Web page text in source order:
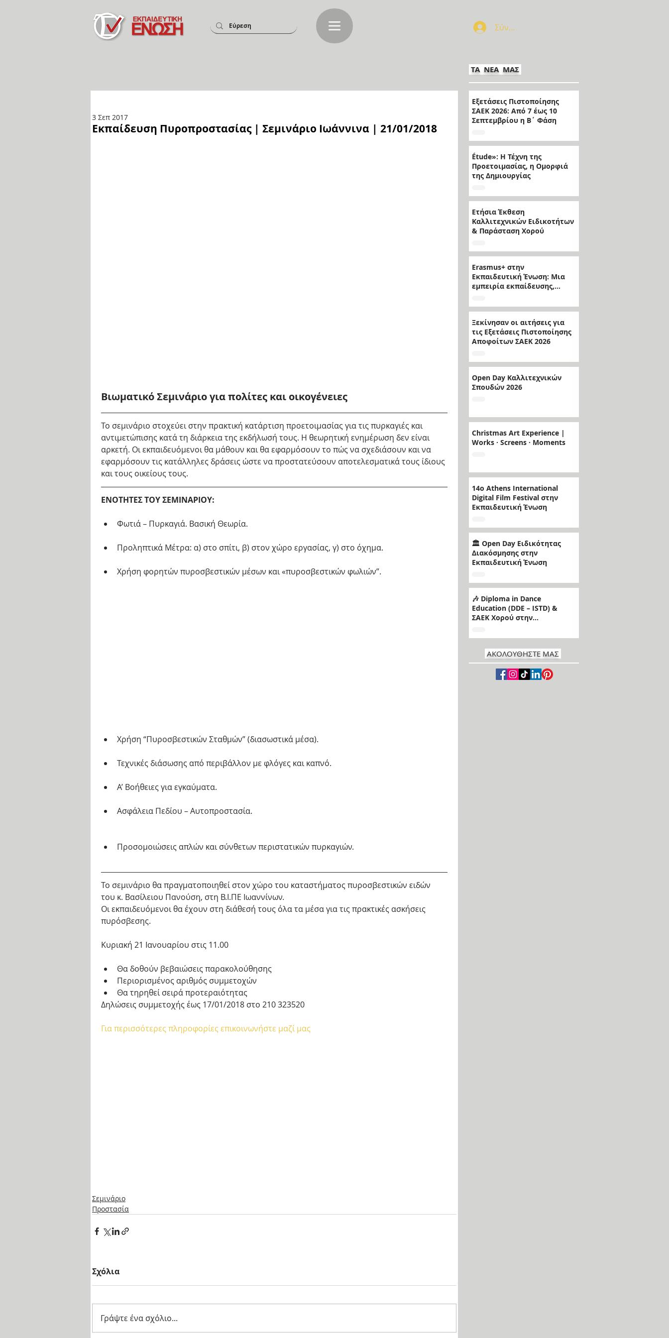
Σύνδεση
ΤΑ ΝΕΑ ΜΑΣ
Εξετάσεις Πιστοποίησης
ΣΑΕΚ 2026: Από 7 έως 10
Σεπτεμβρίου η Β΄ Φάση
Étude»: Η Τέχνη της
Προετοιμασίας, η Ομορφιά
της Δημιουργίας
Ετήσια Έκθεση
Καλλιτεχνικών Ειδικοτήτων
& Παράσταση Χορού
Erasmus+ στην
Εκπαιδευτική Ένωση: Μια
εμπειρία εκπαίδευσης,
Ξεκίνησαν οι αιτήσεις για
τις Εξετάσεις Πιστοποίησης
Αποφοίτων ΣΑΕΚ 2026
Open Day Καλλιτεχνικών
Σπουδών 2026
Christmas Art Experience |
Works · Screens · Moments
14ο Athens International
Digital Film Festival στην
Εκπαιδευτική Ένωση
🏛️ Open Day Ειδικότητας
Διακόσμησης στην
Εκπαιδευτική Ένωση
🎶 Diploma in Dance
Education (DDE – ISTD) &
ΣΑΕΚ Χορού στην
ΑΚΟΛΟΥΘΗΣΤΕ ΜΑΣ
Εκπαίδευση Πυροπροστασίας | Σεμινάριο Ιωάννινα | 21/01/2018
3 Σεπ 2017
Βιωματικό Σεμινάριο για πολίτες και οικογένειες
Το σεμινάριο στοχεύει στην πρακτική κατάρτιση προετοιμασίας για τις πυρκαγιές και
αντιμετώπισης κατά τη διάρκεια της εκδήλωσή τους. Η θεωρητική ενημέρωση δεν είναι
αρκετή. Οι εκπαιδευόμενοι θα μάθουν και θα εφαρμόσουν το πώς να σχεδιάσουν και να
εφαρμόσουν τις κατάλληλες δράσεις ώστε να προστατεύσουν αποτελεσματικά τους ίδιους
και τους οικείους τους.
ΕΝΟΤΗΤΕΣ ΤΟΥ ΣΕΜΙΝΑΡΙΟΥ:
Φωτιά – Πυρκαγιά. Βασική Θεωρία.
Προληπτικά Μέτρα: α) στο σπίτι, β) στον χώρο εργασίας, γ) στο όχημα.
Χρήση φορητών πυροσβεστικών μέσων και «πυροσβεστικών φωλιών”.
Χρήση “Πυροσβεστικών Σταθμών” (διασωστικά μέσα).
Τεχνικές διάσωσης από περιβάλλον με φλόγες και καπνό.
Α’ Βοήθειες για εγκαύματα.
Ασφάλεια Πεδίου – Αυτοπροστασία.
Προσομοιώσεις απλών και σύνθετων περιστατικών πυρκαγιών.
Το σεμινάριο θα πραγματοποιηθεί στον χώρο του καταστήματος πυροσβεστικών ειδών
του κ. Βασίλειου Πανούση, στη Β.Ι.ΠΕ Ιωαννίνων.
Οι εκπαιδευόμενοι θα έχουν στη διάθεσή τους όλα τα μέσα για τις πρακτικές ασκήσεις
πυρόσβεσης.
Κυριακή 21 Ιανουαρίου στις 11.00
Θα δοθούν βεβαιώσεις παρακολούθησης
Περιορισμένος αριθμός συμμετοχών
Θα τηρηθεί σειρά προτεραιότητας
Δηλώσεις συμμετοχής έως 17/01/2018 στο 210 323520
Για περισσότερες πληροφορίες επικοινωνήστε μαζί μας
Σεμινάριο
Προστασία
Σχόλια
Γράψτε ένα σχόλιο...